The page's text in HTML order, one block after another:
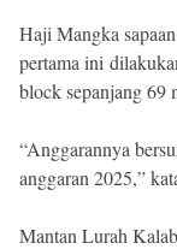
Haji Mangka
pertama ini
block sepanjang 69
“Anggarannya
anggaran 2025,”
Mantan Lurah